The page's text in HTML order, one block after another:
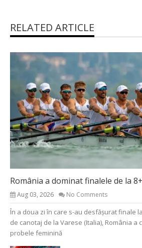
RELATED ARTICLE
România a dominat finalele de la
Aug 03, 2026 No Comments
În a doua zi în care s-au desfășurat finale
de canotaj de la Varese (Italia), România a
probele feminină